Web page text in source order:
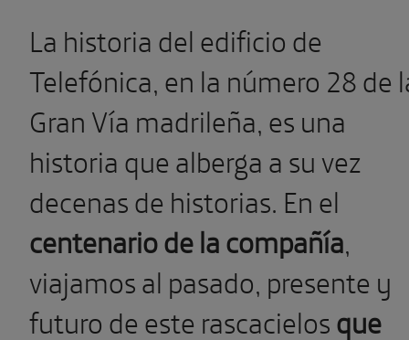
La historia del edificio de
Telefónica, en la número 28 de
Gran Vía madrileña, es una
historia que alberga a su vez
decenas de historias. En el
centenario de la compañía,
viajamos al pasado, presente y
futuro de este rascacielosque